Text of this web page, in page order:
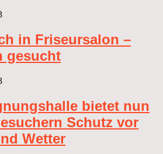
in Friseursalon –
gesucht
bietet nun
Schutz vor
Wetter